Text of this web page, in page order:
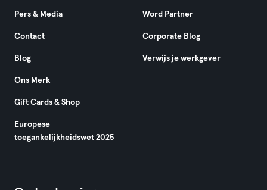
Pers & Media
Contact
Blog
Ons Merk
Gift Cards & Shop
Europese
toegankelijkheidswet 2025
Word Partner
Corporate Blog
Verwijs je werkgever